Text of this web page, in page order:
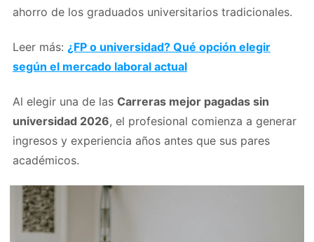
ahorro de los graduados universitarios tradicionales.
Leer más: ¿FP o universidad? Qué opción elegir
según el mercado laboral actual
Al elegir una de las Carreras mejor pagadas sin
universidad 2026, el profesional comienza a generar
ingresos y experiencia años antes que sus pares
académicos.